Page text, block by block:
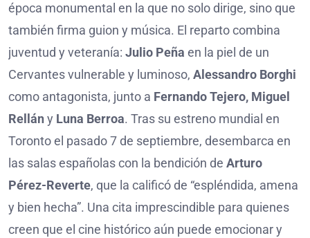
época monumental en la que no solo dirige, sino que
también firma guion y música. El reparto combina
juventud y veteranía: Julio Peña en la piel de un
Cervantes vulnerable y luminoso, Alessandro Borghi
como antagonista, junto a Fernando Tejero, Miguel
Rellán y Luna Berroa. Tras su estreno mundial en
Toronto el pasado 7 de septiembre, desembarca en
las salas españolas con la bendición de Arturo
Pérez-Reverte, que la calificó de “espléndida, amena
y bien hecha”. Una cita imprescindible para quienes
creen que el cine histórico aún puede emocionar y